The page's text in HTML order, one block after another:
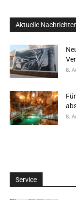
Aktuelle
8.
8.
Service